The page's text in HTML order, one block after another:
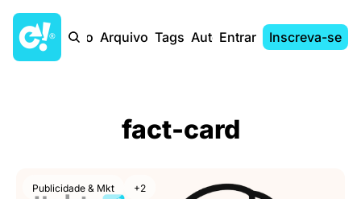
Início Arquivo Tags AutoresEntrar Inscreva-se
fact-card
Publicidade & Mkt +2